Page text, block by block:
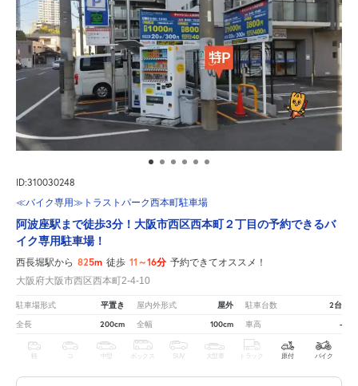
ID:310030248
≪バイク専用≫トラストパーク西本町駐車場
阿波座駅まで徒歩3分！大阪市西区西本町２丁目の予約できるバ
イク専用駐車場！
西長堀駅から 825m 徒歩 11～16分 予約できてオススメ！
大阪府大阪市西区西本町2-4-10
駐車場形式 平置き 屋内外形式 屋外 駐車台数 2台
全長 200cm 全幅 100cm 車高 -
軽 中型 ボックス SUV 大型車 トラック 原付 バイク